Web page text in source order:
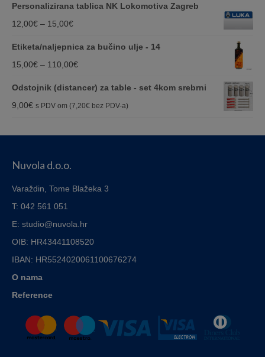
Personalizirana tablica NK Lokomotiva Zagreb
12,00€ – 15,00€Price
15,00€
Etiketa/naljepnica za bučino ulje - 14
15,00€ – 110,00€Price
110,00€
Odstojnik (distancer) za table - set 4kom srebrni
9,00€ s PDV om (7,20€ bez PDV-a)
Nuvola d.o.o.
Varaždin, Tome Blažeka 3
T: 042 561 051
E: studio@nuvola.hr
OIB: HR43441108520
IBAN: HR5524020061100676274
O nama
Reference